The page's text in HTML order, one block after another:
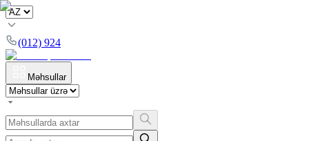
(012) 924
Məhsullar